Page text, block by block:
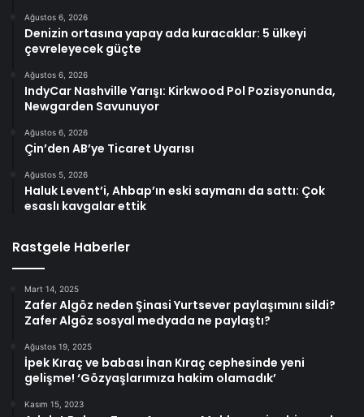
Ağustos 6, 2026
Denizin ortasına yapay ada kuracaklar: 5 ülkeyi
çevreleyecek güçte
Ağustos 6, 2026
IndyCar Nashville Yarışı: Kirkwood Pol Pozisyonunda,
Newgarden Savunuyor
Ağustos 6, 2026
Çin’den AB’ye Ticaret Uyarısı
Ağustos 5, 2026
Haluk Levent’i, Ahbap’ın eski saymanı da sattı: Çok
esaslı kavgalar ettik
Rastgele Haberler
Mart 14, 2025
Zafer Algöz neden Şinasi Yurtsever paylaşımını sildi?
Zafer Algöz sosyal medyada ne paylaştı?
Ağustos 19, 2025
İpek Kıraç ve babası İnan Kıraç cephesinde yeni
gelişme! ‘Gözyaşlarımıza hakim olamadık’
Kasım 15, 2023